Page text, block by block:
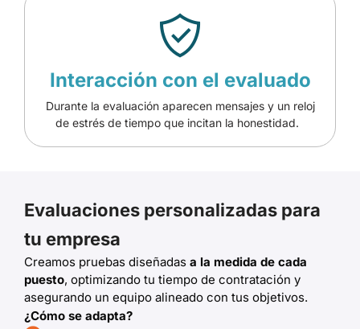
Interacción con el evaluado
Durante la evaluación aparecen mensajes y un reloj
de estrés de tiempo que incitan la honestidad.
Evaluaciones personalizadas para
tu empresa
Creamos pruebas diseñadas a la medida de cada
puesto, optimizando tu tiempo de contratación y
asegurando un equipo alineado con tus objetivos.
¿Cómo se adapta?